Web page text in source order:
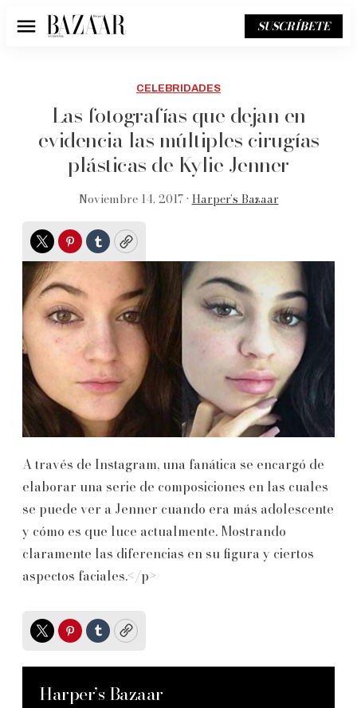
Menú SUSCRÍBETE
CELEBRIDADES
Las fotografías que dejan en
evidencia las múltiples cirugías
plásticas de Kylie Jenner
Noviembre 14, 2017 • Harper’s Bazaar
TwitterPinterest
TumblrCopy
A través de Instagram, una fanática se encargó de
elaborar una serie de composiciones en las cuales
se puede ver a Jenner cuando era más adolescente
y cómo es que luce actualmente. Mostrando
claramente las diferencias en su figura y ciertos
aspectos faciales.</p>
TwitterPinterest
TumblrCopy
Harper’s Bazaar